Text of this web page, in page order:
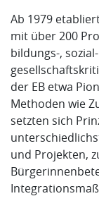
Ab 1979
mit über 200
bildungs-,
der EB etwa
Methoden wie
setzten sich
und Projekten,